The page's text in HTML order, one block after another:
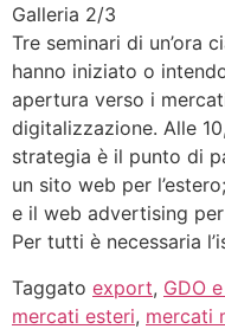
Galleria 2/3
Tre seminari di un’ora
hanno iniziato o
apertura verso i
digitalizzazione. Alle
strategia è il punto di
un sito web per
e il web advertising
Per tutti è necessaria
Taggato export, GDO
mercati esteri, mercati